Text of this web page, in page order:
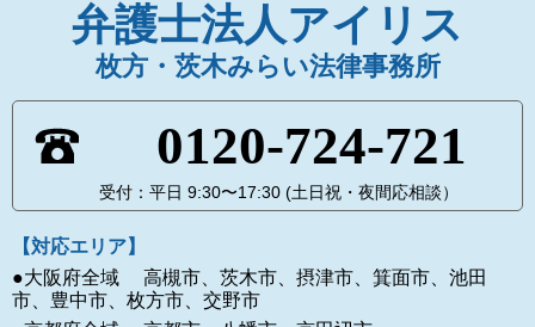
弁護士法人アイリス
枚方・茨木みらい法律事務所
0120-724-721
受付：平日 9:30〜17:30 (土日祝・夜間応相談）
【対応エリア】
●大阪府全域 高槻市、茨木市、摂津市、箕面市、池田
市、豊中市、枚方市、交野市